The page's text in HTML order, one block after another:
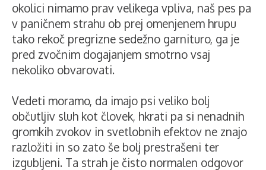
okolici nimamo prav velikega vpliva, naš pes pa
v paničnem strahu ob prej omenjenem hrupu
tako rekoč pregrizne sedežno garnituro, ga je
pred zvočnim dogajanjem smotrno vsaj
nekoliko obvarovati.
Vedeti moramo, da imajo psi veliko bolj
občutljiv sluh kot človek, hkrati pa si nenadnih
gromkih zvokov in svetlobnih efektov ne znajo
razložiti in so zato še bolj prestrašeni ter
izgubljeni. Ta strah je čisto normalen odgovor